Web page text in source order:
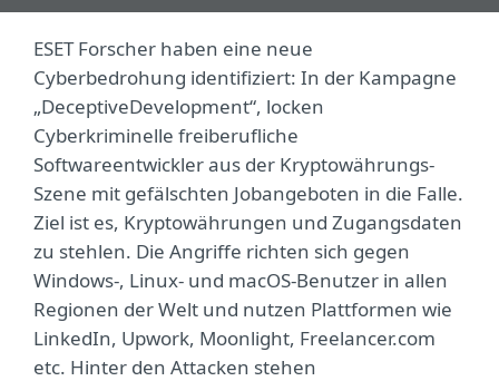
ESET Forscher haben eine neue
Cyberbedrohung identifiziert: In der Kampagne
„DeceptiveDevelopment“, locken
Cyberkriminelle freiberufliche
Softwareentwickler aus der Kryptowährungs-
Szene mit gefälschten Jobangeboten in die Falle.
Ziel ist es, Kryptowährungen und Zugangsdaten
zu stehlen. Die Angriffe richten sich gegen
Windows-, Linux- und macOS-Benutzer in allen
Regionen der Welt und nutzen Plattformen wie
LinkedIn, Upwork, Moonlight, Freelancer.com
etc. Hinter den Attacken stehen